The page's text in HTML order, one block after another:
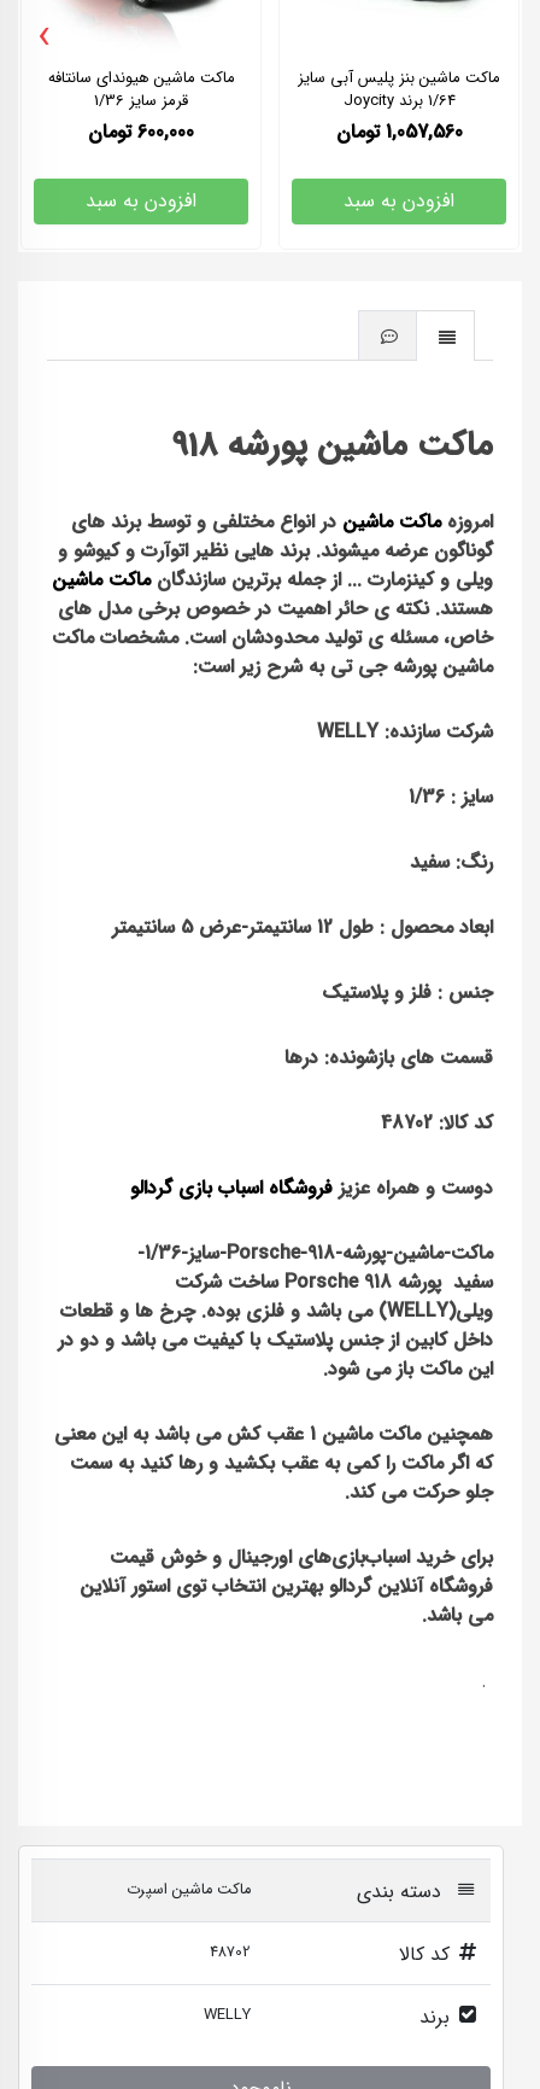
ماکت ماشین بنز پلیس آبی سایز
1/64 برند Joycity
1,057,560 تومان
افزودن به سبد
ماکت ماشین هیوندای سانتافه
قرمز سایز 1/36
600,000 تومان
افزودن به سبد
›
ماکت ماشین پورشه 918
امروزهماکت ماشین در انواع مختلفی و توسط برند های
گوناگون عرضه میشوند. برند هایی نظیر اتوآرت و کیوشو و
ویلی و کینزمارت ... از جمله برترین سازندگانماکت ماشین
هستند. نکته ی حائر اهمیت در خصوص برخی مدل های
خاص، مسئله ی تولید محدودشان است. مشخصات ماکت
ماشین پورشه جی تی به شرح زیر است:
شرکت سازنده: WELLY
سایز : 1/36
رنگ: سفید
ابعاد محصول : طول 12 سانتیمتر-عرض 5 سانتیمتر
جنس : فلز و پلاستیک
قسمت های بازشونده: درها
کد کالا: 48702
دوست و همراه عزیزفروشگاه اسباب بازی گردالو
ماکت-ماشین-پورشه-Porsche-918-سایز-1/36-
سفید پورشه Porsche 918
ساخت شرکت
ویلی(WELLY) می باشد و فلزی بوده. چرخ ها و قطعات
داخل کابین از جنس پلاستیک با کیفیت می باشد و دو در
این ماکت باز می شود.
همچنین ماکت ماشین 1 عقب کش می باشد به این معنی
که اگر ماکت را کمی به عقب بکشید و رها کنید به سمت
جلو حرکت می کند.
برای خرید اسباب‌بازی‌های اورجینال و خوش قیمت
فروشگاه آنلاین گردالو بهترین انتخاب توی استور آنلاین
می باشد.
.
دسته بندی ماکت ماشین اسپرت
کد کالا 48702
برند WELLY